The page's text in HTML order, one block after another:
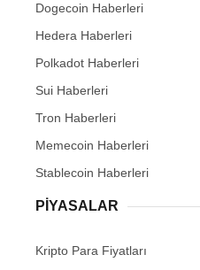
Dogecoin Haberleri
Hedera Haberleri
Polkadot Haberleri
Sui Haberleri
Tron Haberleri
Memecoin Haberleri
Stablecoin Haberleri
PIYASALAR
Kripto Para Fiyatları